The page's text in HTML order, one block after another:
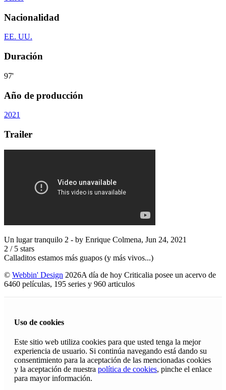
Nacionalidad
EE. UU.
Duración
97'
Año de producción
2021
Trailer
Un lugar tranquilo 2 - by Enrique Colmena, Jun 24, 2021
2 / 5 stars
Calladitos estamos más guapos (y más vivos...)
© Webbin' Design 2026A día de hoy Criticalia posee un acervo de
6460 películas, 195 series y 960 articulos
Uso de cookies
Este sitio web utiliza cookies para que usted tenga la mejor
experiencia de usuario. Si continúa navegando está dando su
consentimiento para la aceptación de las mencionadas cookies
y la aceptación de nuestra política de cookies, pinche el enlace
para mayor información.